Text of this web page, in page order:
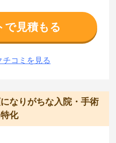
で見積もる
チコミを見る
なりがちな入院・手術
化